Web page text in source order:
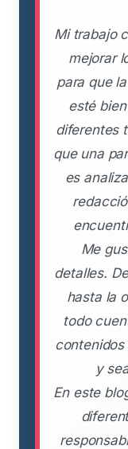
Mi trabajo
mejorar
para que
esté
diferentes
que una
es
Me
detalles.
hasta la
todo
y
En este